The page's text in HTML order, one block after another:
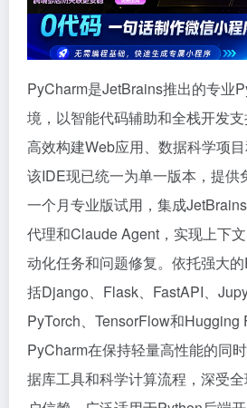
PyCharm是JetBrains推出的专业
境，以智能代码辅助和全栈开发
高效构建Web应用、数据科学项目
该IDE现已统一为单一版本，提供
一个月专业版试用，集成
代理和Claude Agent，实现上下
动化任务和问题修复。依托强大
括Django、Flask、FastAPI、
PyTorch、TensorFlow和Hugging
PyCharm在保持轻量高性能的同
据库工具和科学计算流程，深受